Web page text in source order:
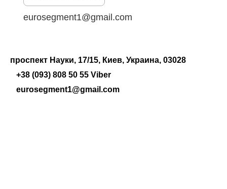
eurosegment1@gmail.com
проспект Науки, 17/15, Киев, Украина, 03028
+38 (093) 808 50 55 Viber
eurosegment1@gmail.com